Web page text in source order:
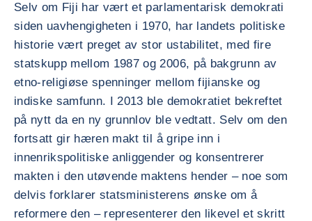
Selv om Fiji har vært et parlamentarisk demokrati
siden uavhengigheten i 1970, har landets politiske
historie vært preget av stor ustabilitet, med fire
statskupp mellom 1987 og 2006, på bakgrunn av
etno-religiøse spenninger mellom fijianske og
indiske samfunn. I 2013 ble demokratiet bekreftet
på nytt da en ny grunnlov ble vedtatt. Selv om den
fortsatt gir hæren makt til å gripe inn i
innenrikspolitiske anliggender og konsentrerer
makten i den utøvende maktens hender – noe som
delvis forklarer statsministerens ønske om å
reformere den – representerer den likevel et skritt